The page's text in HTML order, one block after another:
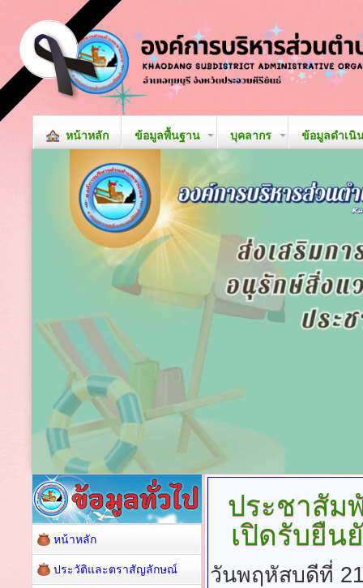
หน้าหลัก ข้อมูลพื้นฐาน บุคลากร ข้อมูลดำเนิ
ประชาสัม
เปิดรับยืน
วันพฤหัสบดีที่
หน้าหลัก
ประวัติและตราสัญลักษณ์